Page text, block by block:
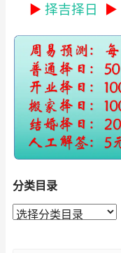
► 择吉择日 ►
分类目录